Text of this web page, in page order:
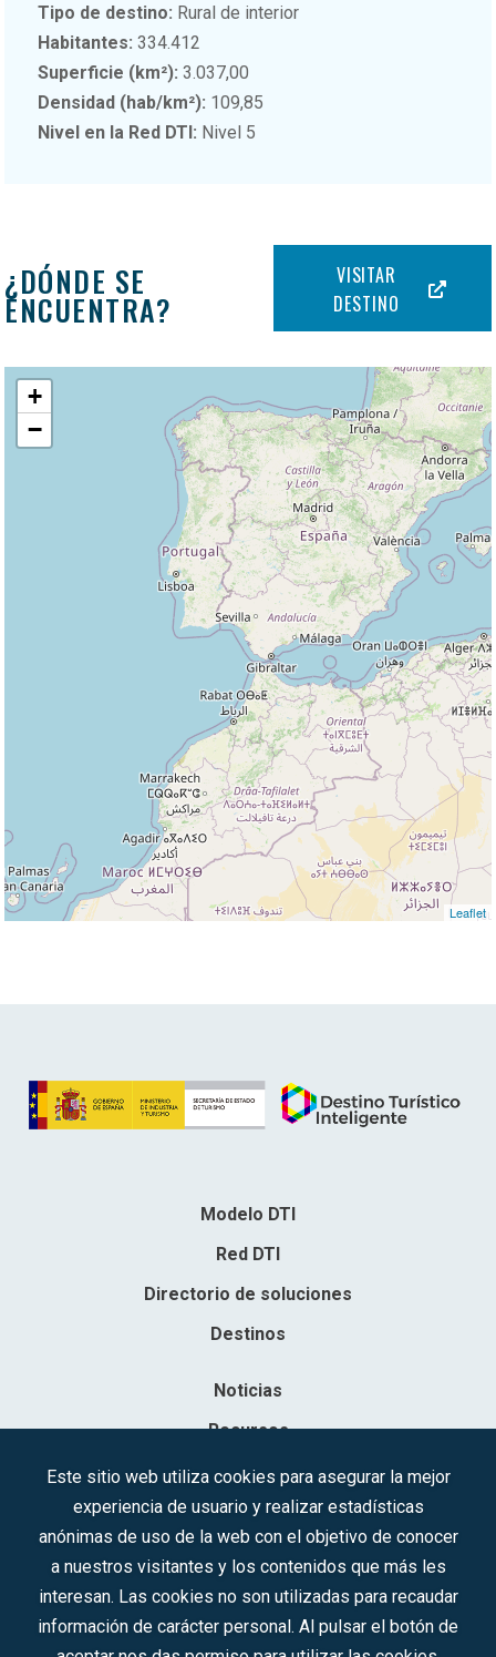
Tipo de destino: Rural de interior
Habitantes: 334.412
Superficie (km²): 3.037,00
Densidad (hab/km²): 109,85
Nivel en la Red DTI: Nivel 5
¿DÓNDE SE
ENCUENTRA?
VISITAR
DESTINO
+
−
Leaflet
Modelo DTI
Red DTI
Directorio de soluciones
Destinos
Noticias
Recursos
Contacto
Sociedad Mercantil Estatal para la Gestión de la Innovación y las
Inscrita en el R.M. de Madrid, T, 12593, Se. 8, F. 129, H. 201.307.
C.I.F.: A-81/874.984
Este sitio web utiliza cookies para asegurar la mejor
experiencia de usuario y realizar estadísticas
anónimas de uso de la web con el objetivo de conocer
a nuestros visitantes y los contenidos que más les
interesan. Las cookies no son utilizadas para recaudar
información de carácter personal. Al pulsar el botón de